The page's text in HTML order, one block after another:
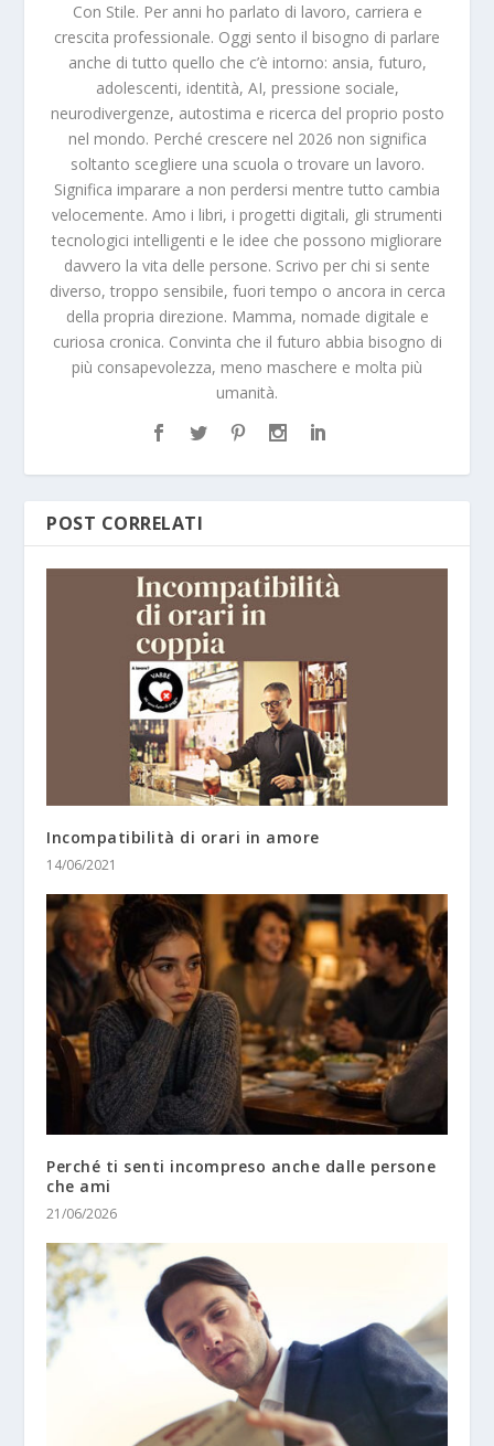
Con Stile. Per anni ho parlato di lavoro, carriera e
crescita professionale. Oggi sento il bisogno di parlare
anche di tutto quello che c’è intorno: ansia, futuro,
adolescenti, identità, AI, pressione sociale,
neurodivergenze, autostima e ricerca del proprio posto
nel mondo. Perché crescere nel 2026 non significa
soltanto scegliere una scuola o trovare un lavoro.
Significa imparare a non perdersi mentre tutto cambia
velocemente. Amo i libri, i progetti digitali, gli strumenti
tecnologici intelligenti e le idee che possono migliorare
davvero la vita delle persone. Scrivo per chi si sente
diverso, troppo sensibile, fuori tempo o ancora in cerca
della propria direzione. Mamma, nomade digitale e
curiosa cronica. Convinta che il futuro abbia bisogno di
più consapevolezza, meno maschere e molta più
umanità.
POST CORRELATI
Incompatibilità di orari in amore
14/06/2021
Perché ti senti incompreso anche dalle persone
che ami
21/06/2026